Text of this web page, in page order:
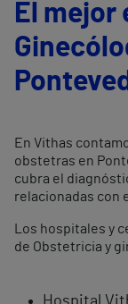
El mejor
En Vithas
obstetras en
cubra el
relacionadas con
Los hospitales y
de Obstetricia y